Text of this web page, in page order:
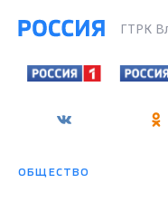
ГТРК
ОБЩЕСТВО